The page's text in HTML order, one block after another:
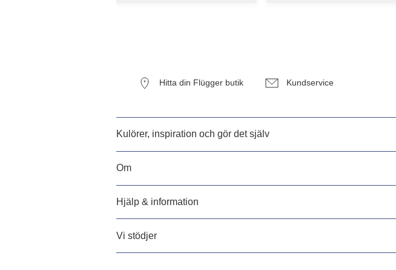
Hitta din Flügger butik Kundservice
Kulörer, inspiration och gör det själv
Om
Hjälp & information
Vi stödjer